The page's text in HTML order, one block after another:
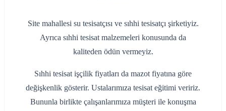
Site mahallesi su tesisatçısı ve sıhhi tesisatçı şirketiyiz.
Ayrıca sıhhi tesisat malzemeleri konusunda da
kaliteden ödün vermeyiz.
Sıhhi tesisat işçilik fiyatları da mazot fiyatına göre
değişkenlik gösterir. Ustalarımıza tesisat eğitimi veririz.
Bununla birlikte çalışanlarımıza müşteri ile konuşma